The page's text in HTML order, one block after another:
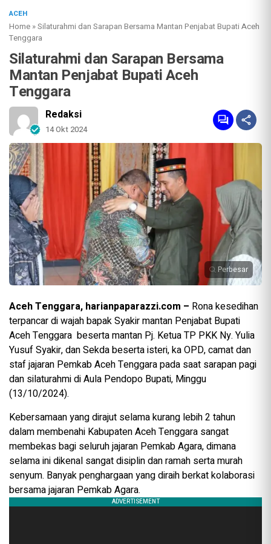
ACEH
Home »Silaturahmi dan Sarapan Bersama Mantan Penjabat Bupati Aceh
Tenggara
Silaturahmi dan Sarapan Bersama
Mantan Penjabat Bupati Aceh
Tenggara
Redaksi
14 Okt 2024
Perbesar
Aceh Tenggara, harianpaparazzi.com – Rona kesedihan
terpancar di wajah bapak Syakir mantan Penjabat Bupati
Aceh Tenggara beserta mantan Pj. Ketua TP PKK Ny. Yulia
Yusuf Syakir, dan Sekda beserta isteri, ka OPD, camat dan
staf jajaran Pemkab Aceh Tenggara pada saat sarapan pagi
dan silaturahmi di Aula Pendopo Bupati, Minggu
(13/10/2024).
Kebersamaan yang dirajut selama kurang lebih 2 tahun
dalam membenahi Kabupaten Aceh Tenggara sangat
membekas bagi seluruh jajaran Pemkab Agara, dimana
selama ini dikenal sangat disiplin dan ramah serta murah
senyum. Banyak penghargaan yang diraih berkat kolaborasi
bersama jajaran Pemkab Agara.